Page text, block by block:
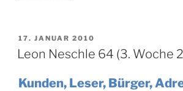
46“
VERÖFFENTLICHT
AM
17. JANUAR 2010
Leon Neschle 64 (3. Woche
Kunden, Leser, Bürger,